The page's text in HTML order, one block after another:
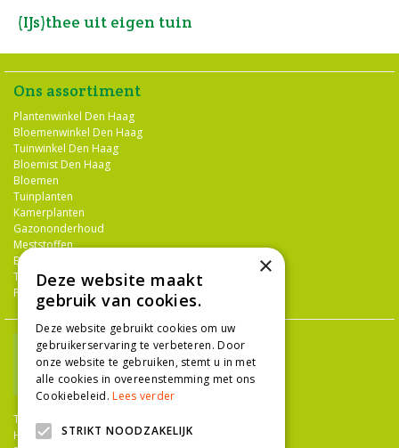
(IJs)thee uit eigen tuin
Ons assortiment
Plantenwinkel Den Haag
Bloemenwinkel Den Haag
Tuinwinkel Den Haag
Bloemist Den Haag
Bloemen
Tuinplanten
Kamerplanten
Gazononderhoud
Meststoffen
Bestrijdingsmiddelen
Tuingereedschap
Potterie
TUINCENTRUM NIEUW-HANENBURG
Hanenburglaan 266
×
Deze website maakt
gebruik van cookies.
Deze website gebruikt cookies om uw
gebruikerservaring te verbeteren. Door
onze website te gebruiken, stemt u in met
alle cookies in overeenstemming met ons
Cookiebeleid.Lees verder
STRIKT NOODZAKELIJK